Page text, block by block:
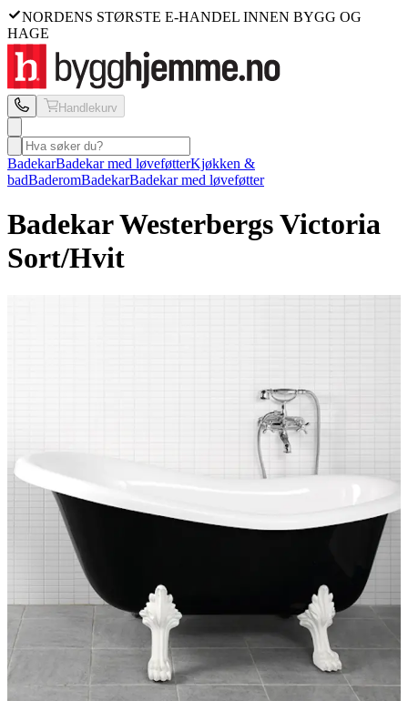
NORDENS STØRSTE E-HANDEL INNEN BYGG OG
HAGE
Handlekurv
BadekarBadekar med løveføtterKjøkken &
badBaderomBadekarBadekar med løveføtter
Badekar WesterbergsVictoria
Sort/Hvit